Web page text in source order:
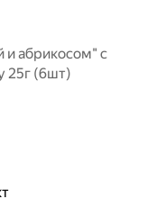
абрикосом" с
25г (6шт)